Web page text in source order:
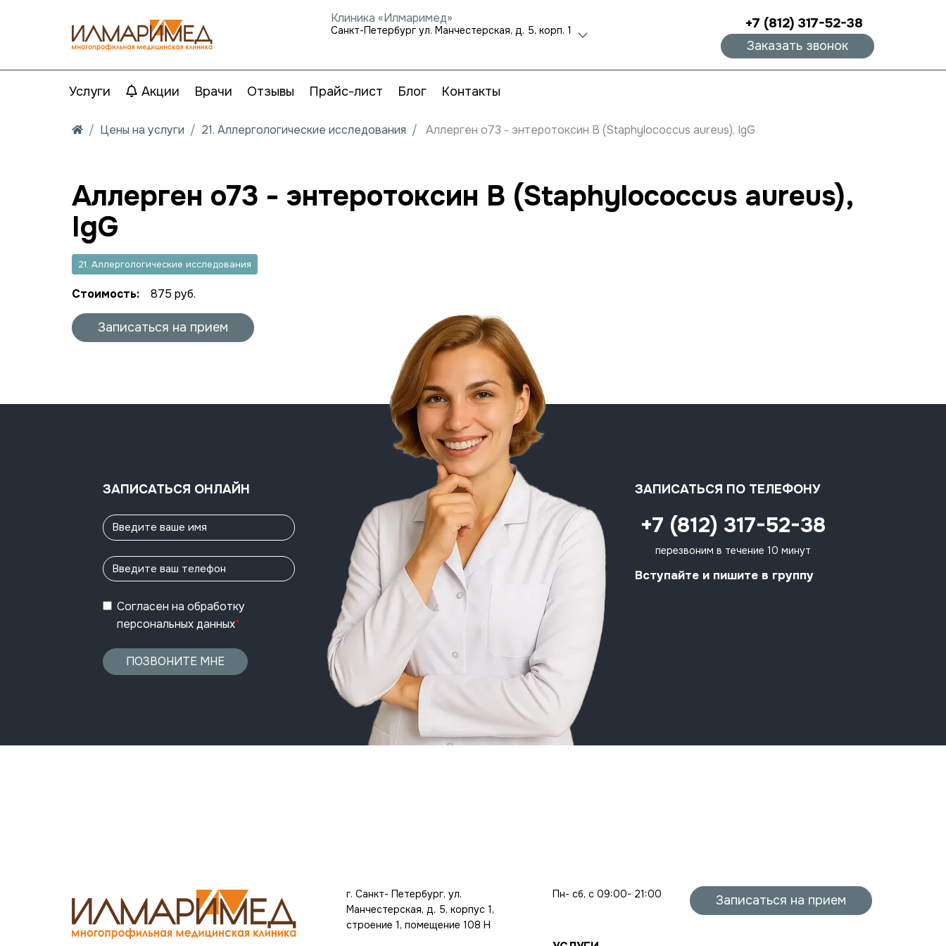
Клиника «Илмаримед»
Санкт-Петербург ул. Манчестерская, д. 5, корп. 1 +7 (812) 317-52-38
Заказать звонок
Услуги Акции Врачи Отзывы Прайс-лист Блог Контакты
Цены на услуги 21. Аллергологические исследования Аллерген o73 - энтеротоксин B (Staphylococcus aureus), IgG
Аллерген o73 - энтеротоксин B (Staphylococcus aureus),
IgG
21. Аллергологические исследования
Стоимость: 875 руб.
Записаться на прием
ЗАПИСАТЬСЯ ОНЛАЙН
Согласен на обработку
персональных данных*
ПОЗВОНИТЕ МНЕ
ЗАПИСАТЬСЯ ПО ТЕЛЕФОНУ
+7 (812) 317-52-38
перезвоним в течение 10 минут
Вступайте и пишите в группу
г. Санкт- Петербург, ул.
Манчестерская, д. 5, корпус 1,
строение 1, помещение 108 Н
Пн- сб, с 09:00- 21:00 Записаться на прием